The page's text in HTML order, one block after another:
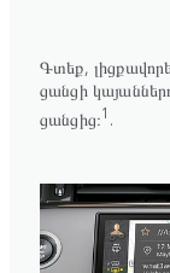
Գտեք,
ցանցի
ցանցից։1 .